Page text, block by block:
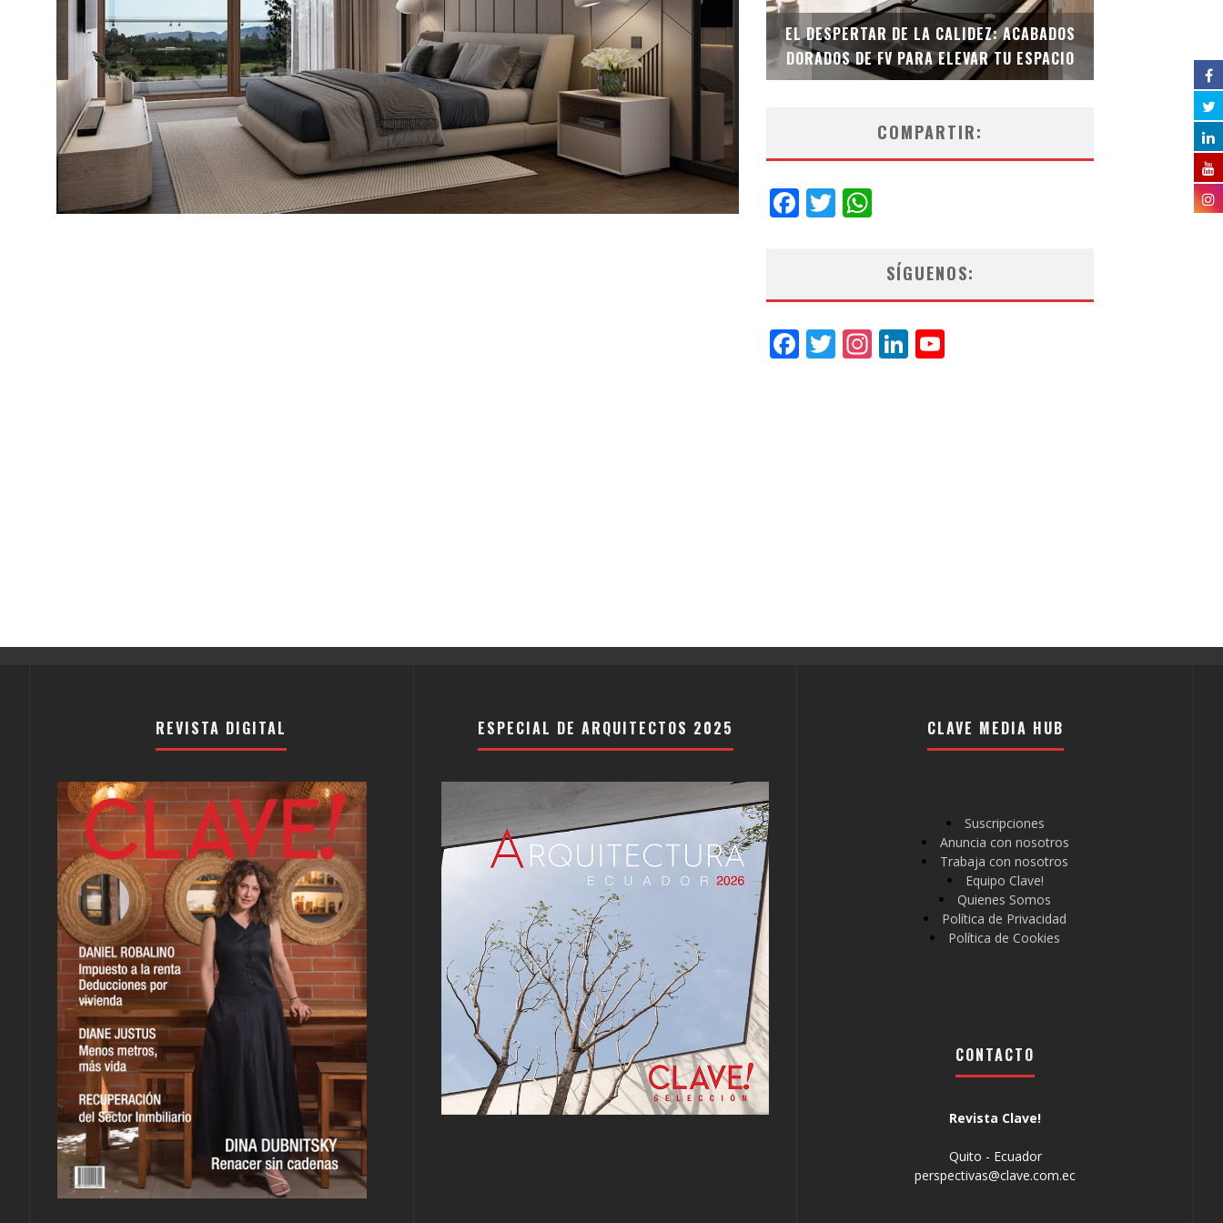
SAINT-GOBAIN IMPTEK – XI CONVENCIÓN
INTERNACIONAL
EL DESPERTAR DE LA CALIDEZ: ACABADOS
DORADOS DE FV PARA ELEVAR TU ESPACIO
EL INODORO
COMPARTIR:
Facebook
Twitter
SÍGUENOS:
Facebook
Twitter
Instagram
LinkedIn
REVISTA DIGITAL ESPECIAL DE ARQUITECTOS 2025 CLAVE MEDIA HUB
Suscripciones
Anuncia con nosotros
Trabaja con nosotros
Equipo Clave!
Quienes Somos
Política de Privacidad
Política de Cookies
CONTACTO
Revista Clave!
Quito - Ecuador
perspectivas@clave.com.ec